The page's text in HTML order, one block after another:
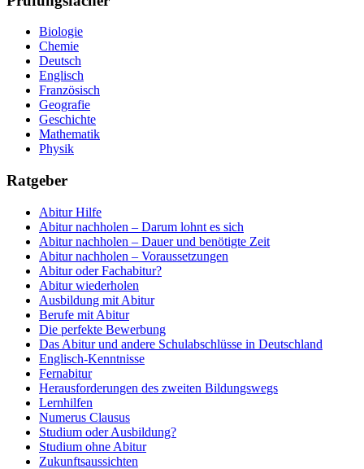
Biologie
Chemie
Deutsch
Englisch
Französisch
Geografie
Geschichte
Mathematik
Physik
Ratgeber
Abitur Hilfe
Abitur nachholen – Darum lohnt es sich
Abitur nachholen – Dauer und benötigte Zeit
Abitur nachholen – Voraussetzungen
Abitur oder Fachabitur?
Abitur wiederholen
Ausbildung mit Abitur
Berufe mit Abitur
Die perfekte Bewerbung
Das Abitur und andere Schulabschlüsse in Deutschland
Englisch-Kenntnisse
Fernabitur
Herausforderungen des zweiten Bildungswegs
Lernhilfen
Numerus Clausus
Studium oder Ausbildung?
Studium ohne Abitur
Zukunftsaussichten